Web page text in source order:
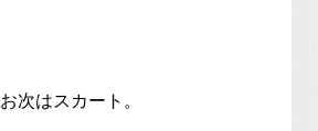
お次はスカート。